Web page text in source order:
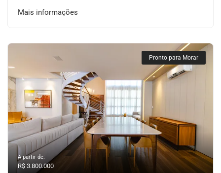
Mais informações
Pronto para Morar
A partir de:
R$ 3.800.000